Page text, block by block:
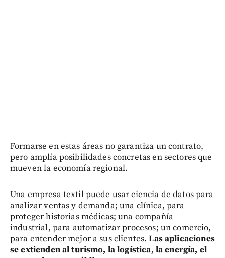
Formarse en estas áreas no garantiza un contrato,
pero amplía posibilidades concretas en sectores que
mueven la economía regional.
Una empresa textil puede usar ciencia de datos para
analizar ventas y demanda; una clínica, para
proteger historias médicas; una compañía
industrial, para automatizar procesos; un comercio,
para entender mejor a sus clientes.Las aplicaciones
se extienden al turismo, la logística, la energía, el